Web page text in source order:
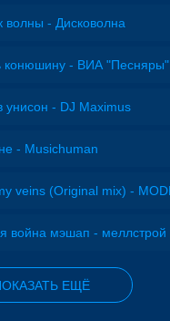
волны - Дисковолна
конюшину - ВИА "Песняры"
унисон - DJ Maximus
- Musichuman
veins (Original mix) -
война мэшап - меллстрой
ЕЩЁ